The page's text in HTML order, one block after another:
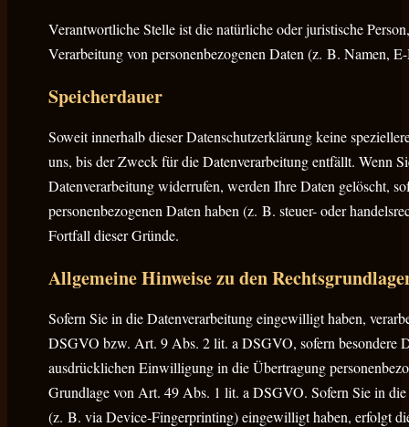
Verantwortliche Stelle ist die natürliche oder juristische
Verarbeitung von personenbezogenen Daten (z. B. Namen,
Speicherdauer
Soweit innerhalb dieser Datenschutzerklärung keine
uns, bis der Zweck für die Datenverarbeitung entfällt. Wenn
Datenverarbeitung widerrufen, werden Ihre Daten gelöscht,
personenbezogenen Daten haben (z. B. steuer- oder
Fortfall dieser Gründe.
Allgemeine Hinweise zu den
Sofern Sie in die Datenverarbeitung eingewilligt haben,
DSGVO bzw. Art. 9 Abs. 2 lit. a DSGVO, sofern besondere
ausdrücklichen Einwilligung in die Übertragung
Grundlage von Art. 49 Abs. 1 lit. a DSGVO. Sofern Sie in
(z. B. via Device-Fingerprinting) eingewilligt haben, erfolgt